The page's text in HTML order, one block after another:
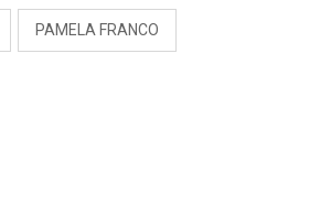
PAMELA FRANCO